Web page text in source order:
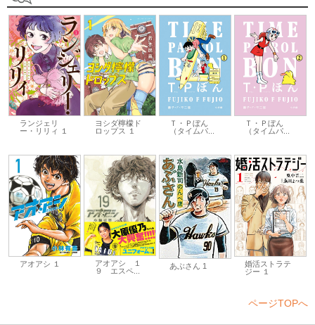
ランジェリ
ー・リリィ １
ヨシダ檸檬ド
ロップス １
Ｔ・Ｐぼん
（タイムパ...
Ｔ・Ｐぼん
（タイムパ...
アオアシ １
アオアシ １
９ エスペ...
あぶさん 1
婚活ストラテ
ジー １
ページTOPへ